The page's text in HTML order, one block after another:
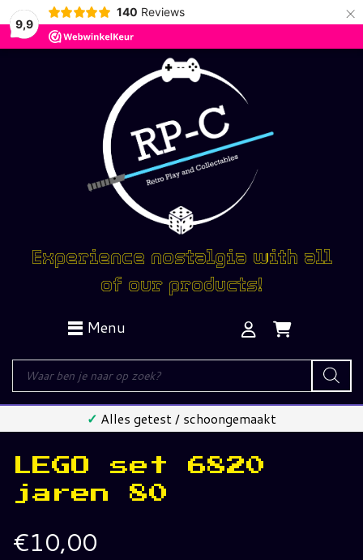
9,9
140 Reviews ×
Experience nostalgia with all
of our products!
Menu
Producten
zoeken
✓ Alles getest / schoongemaakt
LEGO set 6820
jaren 80
€10,00